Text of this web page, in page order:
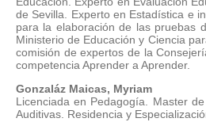
de Sevilla. Experto en Estadística e
para la elaboración de las pruebas
Ministerio de Educación y Ciencia
comisión de expertos de la
competencia Aprender a Aprender.
Gonzaláz Maicas, Myriam
Licenciada en Pedagogía. Master
Auditivas. Residencia y